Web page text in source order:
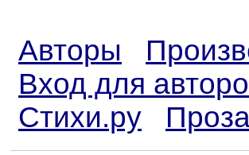
Авторы
Вход для
Стихи.ру